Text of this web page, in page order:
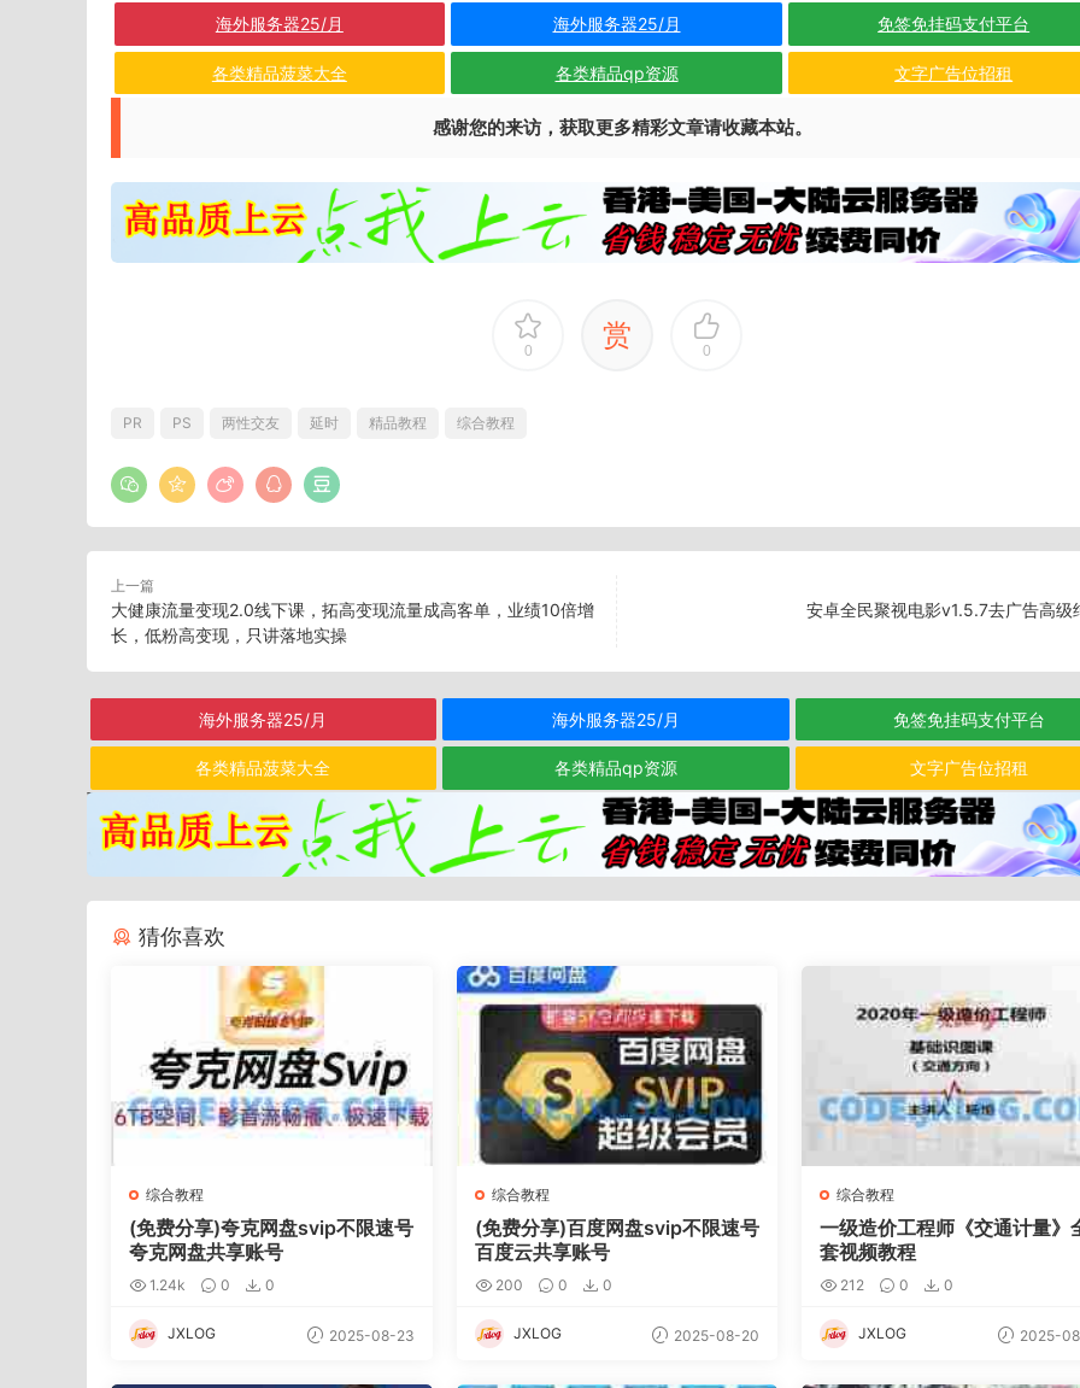
海外服务器25/月 海外服务器25/月 免签免挂码支付平台
各类精品菠菜大全 各类精品qp资源 文字广告位招租
感谢您的来访，获取更多精彩文章请收藏本站。
0 赏 0
PR PS 两性交友 延时 精品教程 综合教程
上一篇
大健康流量变现2.0线下课，​拓高变现流量成高客单，业绩10倍增
长，低粉高变现，只讲落地实操
安卓全民聚视电影v1.5.7去广告高级
海外服务器25/月 海外服务器25/月 免签免挂码支付平台
各类精品菠菜大全 各类精品qp资源 文字广告位招租
猜你喜欢
综合教程
(免费分享)夸克网盘svip不限速号
夸克网盘共享账号
1.24k 0 0
JXLOG 2025-08-23
综合教程
(免费分享)百度网盘svip不限速号
百度云共享账号
200 0 0
JXLOG 2025-08-20
综合教程
一级造价工程师《交通计量》
套视频教程
212 0 0
JXLOG 2025-